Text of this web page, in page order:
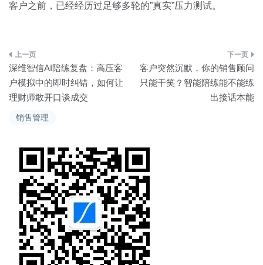
销售管理
客户之前，已经经历过足够多轮的”真实”压力测试。
文
章
导
深维智信AI陪练复盘：高压客
户模拟中的即时纠错，如何让
理财师敢开口谈成交
客户突然沉默，你的销售顾问
只能干笑？智能陪练能不能练
出接话本能